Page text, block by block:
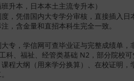
升本，日本本土主流专升本）
，凭借国内大专学分审核，直接插入
，含金量和直招本科生完全一致。
专，学信网可查毕业证与完整成绩单，
、福祉、经管类基础 N2，部分院校可
程大纲（用来学分换算）、在校证明